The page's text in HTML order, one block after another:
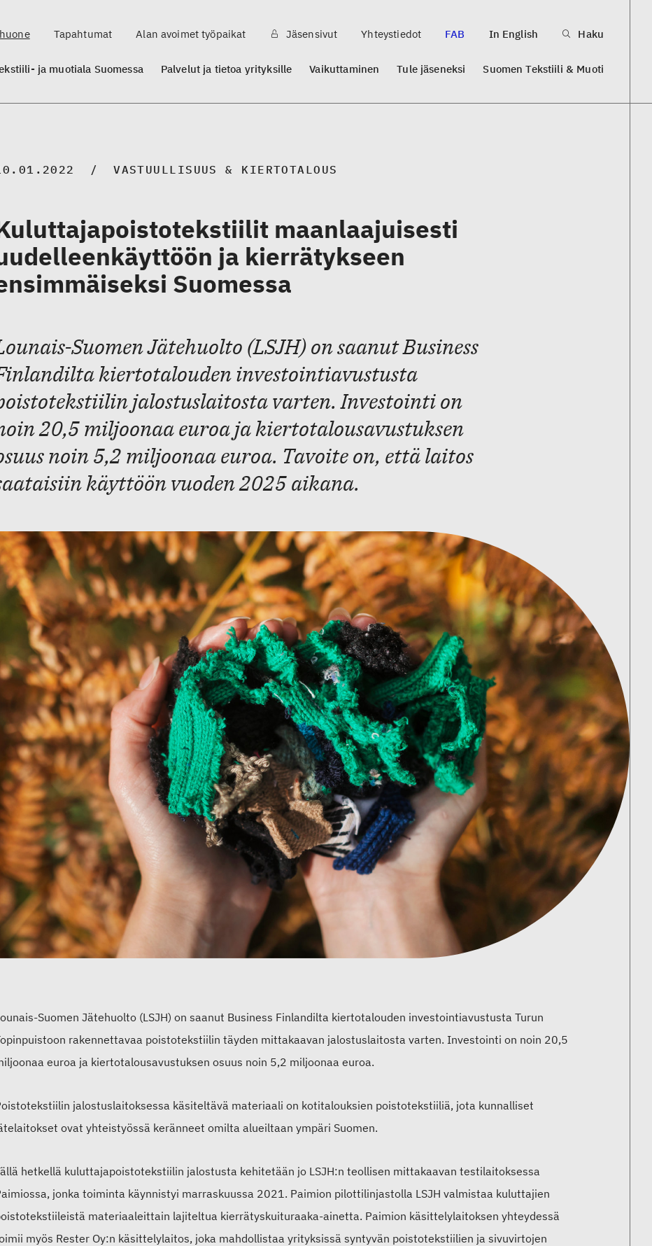
Tapahtumat Alan avoimet työpaikat Jäsensivut Yhteystiedot FAB In English Haku
ja muotiala Suomessa Palvelut ja tietoa yrityksille Vaikuttaminen Tule jäseneksi Suomen Tekstiili & Muoti
VASTUULLISUUS & KIERTOTALOUS
maanlaajuisesti
ja kierrätykseen
Suomessa
Suomen Jätehuolto (LSJH) on saanut Business
kiertotalouden investointiavustusta
jalostuslaitosta varten. Investointi on
20,5 miljoonaa euroa ja kiertotalousavustuksen
noin 5,2 miljoonaa euroa. Tavoite on, että laitos
käyttöön vuoden 2025 aikana.
Suomen Jätehuolto (LSJH) on saanut Business Finlandilta kiertotalouden investointiavustusta Turun
rakennettavaa poistotekstiilin täyden mittakaavan jalostuslaitosta varten. Investointi on noin 20,5
euroa ja kiertotalousavustuksen osuus noin 5,2 miljoonaa euroa.
jalostuslaitoksessa käsiteltävä materiaali on kotitalouksien poistotekstiiliä, jota kunnalliset
ovat yhteistyössä keränneet omilta alueiltaan ympäri Suomen.
hetkellä kuluttajapoistotekstiilin jalostusta kehitetään jo LSJH:n teollisen mittakaavan testilaitoksessa
jonka toiminta käynnistyi marraskuussa 2021. Paimion pilottilinjastolla LSJH valmistaa kuluttajien
materiaaleittain lajiteltua kierrätyskuituraaka-ainetta. Paimion käsittelylaitoksen yhteydessä
myös Rester Oy:n käsittelylaitos, joka mahdollistaa yrityksissä syntyvän poistotekstiilien ja sivuvirtojen